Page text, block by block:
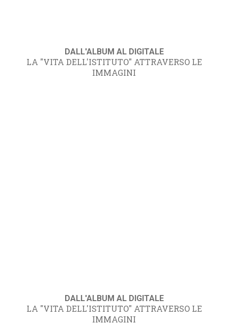
DALL'ALBUM AL DIGITALE
LA "VITA DELL'ISTITUTO" ATTRAVERSO LE
IMMAGINI
DALL'ALBUM AL DIGITALE
LA "VITA DELL'ISTITUTO" ATTRAVERSO LE
IMMAGINI